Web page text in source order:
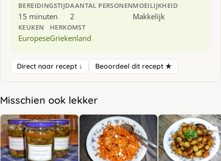
BEREIDINGSTIJD
15 minuten
AANTAL PERSONEN
2
MOEILIJKHEID
Makkelijk
KEUKEN
Europese
HERKOMST
Griekenland
Direct naar recept ↓ Beoordeel dit recept ★
Misschien ook lekker